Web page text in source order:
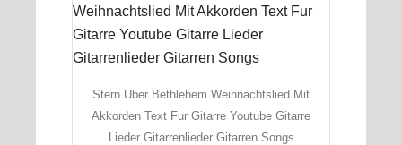
Stern Uber Bethlehem Weihnachtslied Mit
Akkorden Text Fur Gitarre Youtube Gitarre
Lieder Gitarrenlieder Gitarren Songs